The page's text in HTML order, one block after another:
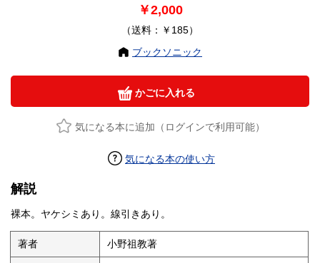
￥2,000
（送料：￥185）
ブックソニック
かごに入れる
気になる本に追加（ログインで利用可能）
気になる本の使い方
解説
裸本。ヤケシミあり。線引きあり。
著者 小野祖教著